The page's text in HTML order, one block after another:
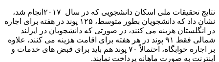
نتایج تحقیقات ملی اسکان دانشجویی که در سال ۲۰۱۷انجام شد،
نشان داد که دانشجویان بطور متوسط، ​​۱۲۵ پوند در هفته برای اجاره
در انگلستان هزینه می کنند، در صورتی که دانشجویان در ایرلند
شمالی فقط ۹۱ پوند در هر هفته برای اقامت هزینه می کنند، علاوه
بر اجاره خوابگاه، احتمالاً ۷۰ پوند هم باید برای قبض های خدمات و
اینترنت به صورت ماهانه پرداخت نمایند.